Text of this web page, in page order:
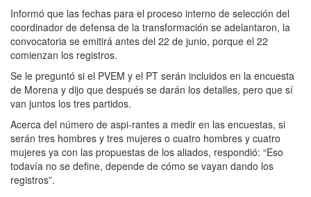
Informó que las fechas para el proceso interno de selección del
coordinador de defensa de la transformación se adelantaron, la
convocatoria se emitirá antes del 22 de junio, porque el 22
comienzan los registros.
Se le preguntó si el PVEM y el PT serán incluidos en la encuesta
de Morena y dijo que después se darán los detalles, pero que sí
van juntos los tres partidos.
Acerca del número de aspi-rantes a medir en las encuestas, si
serán tres hombres y tres mujeres o cuatro hombres y cuatro
mujeres ya con las propuestas de los aliados, respondió: “Eso
todavía no se define, depende de cómo se vayan dando los
registros”.